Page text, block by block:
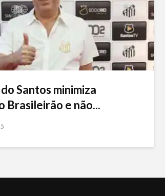
Santos minimiza
Brasileirão e não...